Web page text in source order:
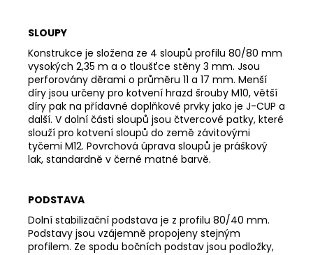
SLOUPY
Konstrukce je složena ze 4 sloupů profilu 80/80 mm
vysokých 2,35 m a o tloušťce stěny 3 mm. Jsou
perforovány děrami o průměru 11 a 17 mm. Menší
díry jsou určeny pro kotvení hrazd šrouby M10, větší
díry pak na přídavné doplňkové prvky jako je J-CUP a
další. V dolní části sloupů jsou čtvercové patky, které
slouží pro kotvení sloupů do země závitovými
tyčemi M12. Povrchová úprava sloupů je práškový
lak, standardně v černé matné barvě.
PODSTAVA
Dolní stabilizační podstava je z profilu 80/40 mm.
Podstavy jsou vzájemně propojeny stejným
profilem. Ze spodu bočních podstav jsou podložky,